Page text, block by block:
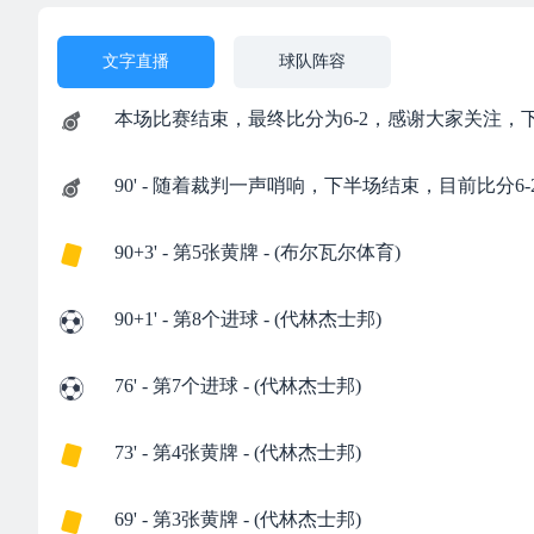
文字直播 球队阵容
本场比赛结束，最终比分为6-2，感谢大家关注，
90' - 随着裁判一声哨响，下半场结束，目前比分6-
90+3' - 第5张黄牌 - (布尔瓦尔体育)
90+1' - 第8个进球 - (代林杰士邦)
76' - 第7个进球 - (代林杰士邦)
73' - 第4张黄牌 - (代林杰士邦)
69' - 第3张黄牌 - (代林杰士邦)